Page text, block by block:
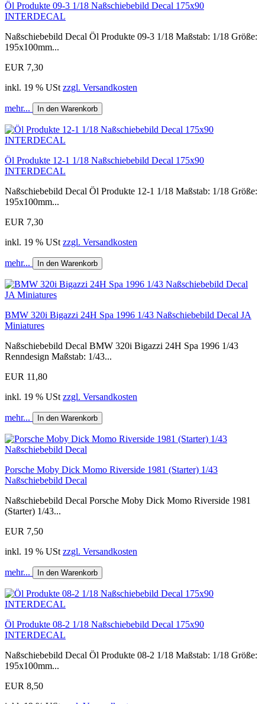
Öl Produkte 09-3 1/18 Naßschiebebild Decal 175x90
INTERDECAL
Naßschiebebild Decal Öl Produkte 09-3 1/18 Maßstab: 1/18 Größe:
195x100mm...
EUR 7,30
inkl. 19 % USt zzgl. Versandkosten
mehr... In den Warenkorb
Öl Produkte 12-1 1/18 Naßschiebebild Decal 175x90
INTERDECAL
Naßschiebebild Decal Öl Produkte 12-1 1/18 Maßstab: 1/18 Größe:
195x100mm...
EUR 7,30
inkl. 19 % USt zzgl. Versandkosten
mehr... In den Warenkorb
BMW 320i Bigazzi 24H Spa 1996 1/43 Naßschiebebild Decal JA
Miniatures
Naßschiebebild Decal BMW 320i Bigazzi 24H Spa 1996 1/43
Renndesign Maßstab: 1/43...
EUR 11,80
inkl. 19 % USt zzgl. Versandkosten
mehr... In den Warenkorb
Porsche Moby Dick Momo Riverside 1981 (Starter) 1/43
Naßschiebebild Decal
Naßschiebebild Decal Porsche Moby Dick Momo Riverside 1981
(Starter) 1/43...
EUR 7,50
inkl. 19 % USt zzgl. Versandkosten
mehr... In den Warenkorb
Öl Produkte 08-2 1/18 Naßschiebebild Decal 175x90
INTERDECAL
Naßschiebebild Decal Öl Produkte 08-2 1/18 Maßstab: 1/18 Größe:
195x100mm...
EUR 8,50